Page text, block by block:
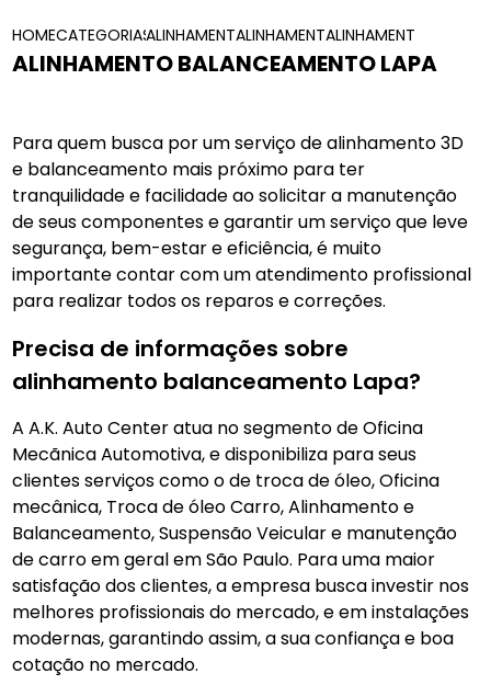
HOMECATEGORIASALINHAMENTO E BALANCEAMENTOS
ALINHAMENTO EALINHAMENTO
ALINHAMENTO BALANCEAMENTO LAPA
Para quem busca por um serviço de alinhamento 3D
e balanceamento mais próximo para ter
tranquilidade e facilidade ao solicitar a manutenção
de seus componentes e garantir um serviço que leve
segurança, bem-estar e eficiência, é muito
importante contar com um atendimento profissional
para realizar todos os reparos e correções.
Precisa de informações sobre
alinhamento balanceamento Lapa?
A A.K. Auto Center atua no segmento de Oficina
Mecãnica Automotiva, e disponibiliza para seus
clientes serviços como o de troca de óleo, Oficina
mecânica, Troca de óleo Carro, Alinhamento e
Balanceamento, Suspensão Veicular e manutenção
de carro em geral em São Paulo. Para uma maior
satisfação dos clientes, a empresa busca investir nos
melhores profissionais do mercado, e em instalações
modernas, garantindo assim, a sua confiança e boa
cotação no mercado.